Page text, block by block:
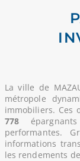
La ville de
métropole
immobiliers. Ces
778
performantes.
informations
les rendements